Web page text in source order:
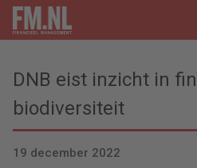
DNB eist inzicht in
biodiversiteit
19 december 2022